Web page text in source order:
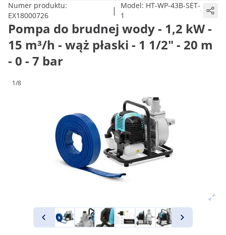
Numer produktu:
EX18000726
| Model: HT-WP-43B-SET-
1
Pompa do brudnej wody - 1,2 kW -
15 m³/h - wąż płaski - 1 1/2" - 20 m
- 0 - 7 bar
1/8